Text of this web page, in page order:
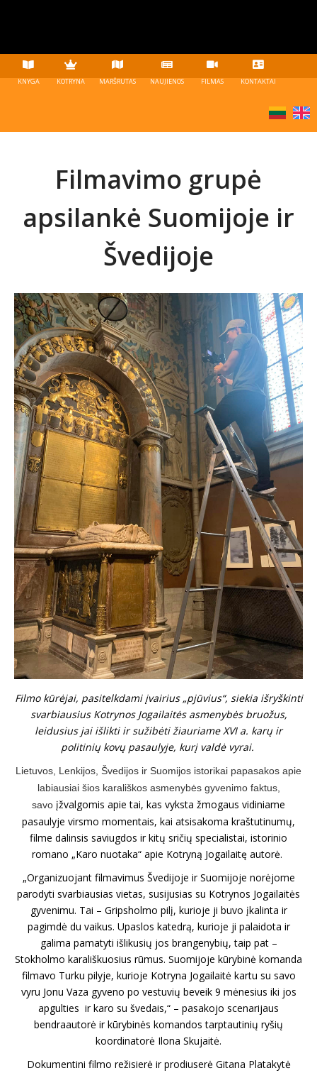
KNYGA KOTRYNA MARŠRUTAS NAUJIENOS FILMAS KONTAKTAI
Filmavimo grupė
apsilankė Suomijoje ir
Švedijoje
Filmo kūrėjai, pasitelkdami įvairius „pjūvius“, siekia išryškinti
svarbiausius Kotrynos Jogailaitės asmenybės bruožus,
leidusius jai išlikti ir sužibėti žiauriame XVI a. karų ir
politinių kovų pasaulyje, kurį valdė vyrai.
Lietuvos, Lenkijos, Švedijos ir Suomijos istorikai papasakos apie
labiausiai šios karališkos asmenybės gyvenimo faktus,
savo įžvalgomis apie tai, kas vyksta žmogaus vidiniame
pasaulyje virsmo momentais, kai atsisakoma kraštutinumų,
filme dalinsis saviugdos ir kitų sričių specialistai, istorinio
romano „Karo nuotaka“ apie Kotryną Jogailaitę autorė.
„Organizuojant filmavimus Švedijoje ir Suomijoje norėjome
parodyti svarbiausias vietas, susijusias su Kotrynos Jogailaitės
gyvenimu. Tai – Gripsholmo pilį, kurioje ji buvo įkalinta ir
pagimdė du vaikus. Upaslos katedrą, kurioje ji palaidota ir
galima pamatyti išlikusių jos brangenybių, taip pat –
Stokholmo karališkuosius rūmus. Suomijoje kūrybinė komanda
filmavo Turku pilyje, kurioje Kotryna Jogailaitė kartu su savo
vyru Jonu Vaza gyveno po vestuvių beveik 9 mėnesius iki jos
apgulties ir karo su švedais,“ – pasakojo scenarijaus
bendraautorė ir kūrybinės komandos tarptautinių ryšių
koordinatorė Ilona Skujaitė.
Dokumentini filmo režisierė ir prodiuserė Gitana Platakytė